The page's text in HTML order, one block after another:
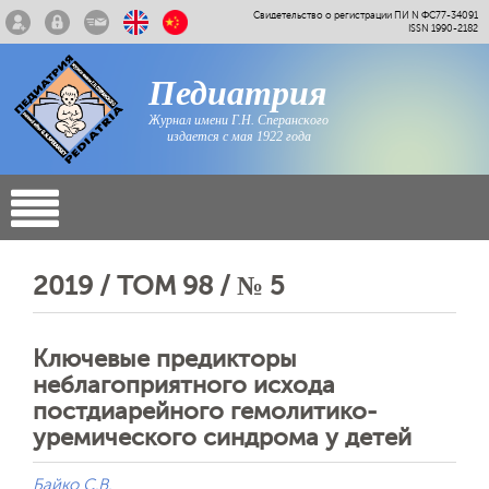
Свидетельство о регистрации ПИ N ФС77-34091
ISSN 1990-2182
Педиатрия
Журнал имени Г.Н. Сперанского
издается с мая 1922 года
2019 / ТОМ 98 / № 5
Ключевые предикторы
неблагоприятного исхода
постдиарейного гемолитико-
уремического синдрома у детей
Байко С.В.